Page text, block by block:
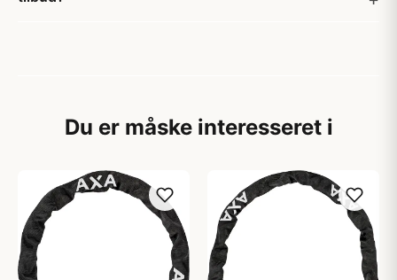
Du er måske interesseret i